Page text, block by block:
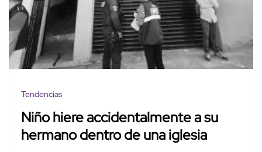
Tendencias
Niño hiere accidentalmente a su
hermano dentro de una iglesia